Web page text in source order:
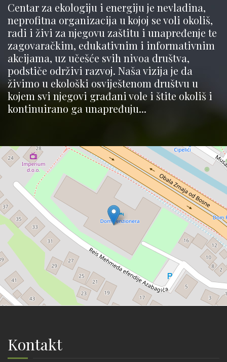
Centar za ekologiju i energiju je nevladina,
neprofitna organizacija u kojoj se voli okoliš,
radi i živi za njegovu zaštitu i unapređenje te
zagovaračkim, edukativnim i informativnim
akcijama, uz učešće svih nivoa društva,
podstiče održivi razvoj. Naša vizija je da
živimo u ekološki osviještenom društvu u
kojem svi njegovi građani vole i štite okoliš i
kontinuirano ga unapređuju...
Kontakt